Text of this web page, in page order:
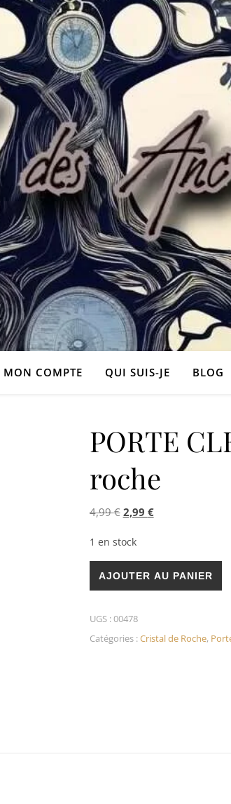
MON COMPTE QUI SUIS-JE BLOG
PORTE
roche
4,99€ Le prix initial était :
2,99 €Le prix actuel
1 en stock
quantité de PORTE CLEFS
AJOUTER AU PANIER
UGS :00478
Catégories :Cristal de Roche,